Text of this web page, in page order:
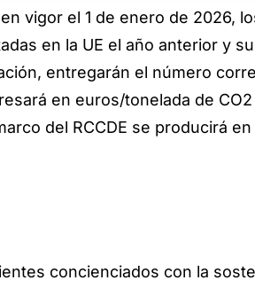
vigor el 1 de enero de 2026,
en la UE el año anterior y
entregarán el número
en euros/tonelada de
del RCCDE se producirá
concienciados con la